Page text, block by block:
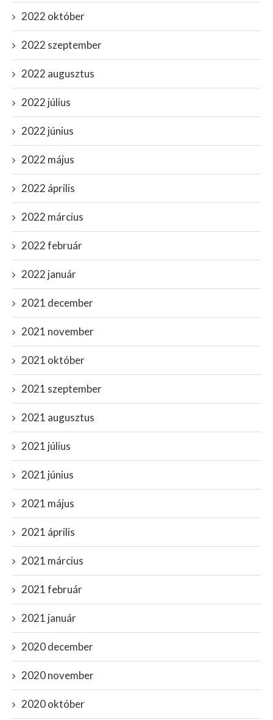
2022 október
2022 szeptember
2022 augusztus
2022 július
2022 június
2022 május
2022 április
2022 március
2022 február
2022 január
2021 december
2021 november
2021 október
2021 szeptember
2021 augusztus
2021 július
2021 június
2021 május
2021 április
2021 március
2021 február
2021 január
2020 december
2020 november
2020 október